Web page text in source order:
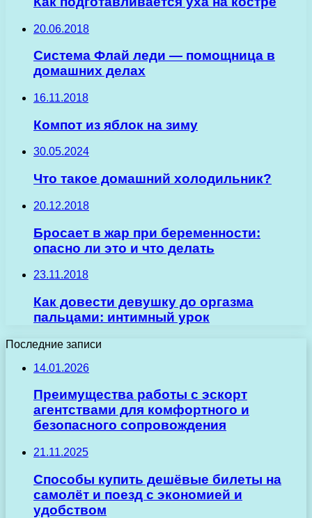
20.06.2018
Система Флай леди — помощница в
домашних делах
16.11.2018
Компот из яблок на зиму
30.05.2024
Что такое домашний холодильник?
20.12.2018
Бросает в жар при беременности:
опасно ли это и что делать
23.11.2018
Как довести девушку до оргазма
пальцами: интимный урок
Последние записи
14.01.2026
Преимущества работы с эскорт
агентствами для комфортного и
безопасного сопровождения
21.11.2025
Способы купить дешёвые билеты на
самолёт и поезд с экономией и
удобством